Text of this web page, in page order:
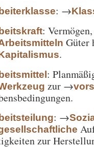
: →
:
Güter
.
:
zur →
: →
zur